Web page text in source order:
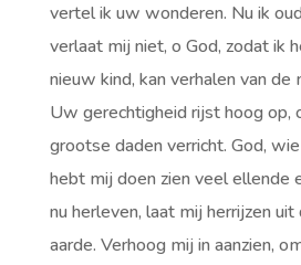
vertel ik uw wonderen. Nu ik
verlaat mij niet, o God, zodat ik
nieuw kind, kan verhalen van de
Uw gerechtigheid rijst hoog op,
grootse daden verricht. God,
hebt mij doen zien veel ellende
nu herleven, laat mij herrijzen
aarde. Verhoog mij in aanzien,